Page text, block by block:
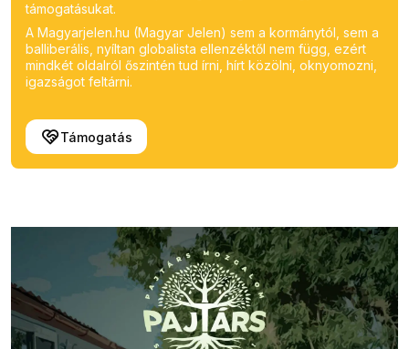
támogatásukat.
A Magyarjelen.hu (Magyar Jelen) sem a kormánytól, sem a
balliberális, nyíltan globalista ellenzéktől nem függ, ezért
mindkét oldalról őszintén tud írni, hírt közölni, oknyomozni,
igazságot feltárni.
Támogatás